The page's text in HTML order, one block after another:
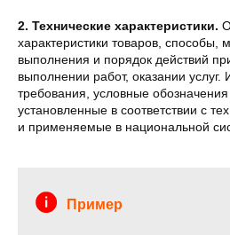
2. Технические характеристики.
характеристики товаров, способы,
выполнения и порядок действий
выполнении работ, оказании услуг.
требования, условные
установленные в соответствии с
и применяемые в национальной
Пример